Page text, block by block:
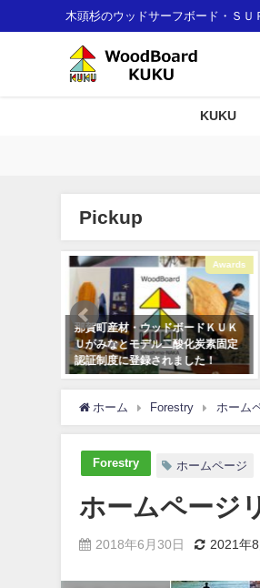
木頭杉のウッドサーフボード・Ｓ
KUKU
Pickup
Awards
那賀町産材・ウッドボードＫＵＫ
Ｕがみなとモデル二酸化炭素固定
認証制度に登録されました！
ホーム Forestry ホーム
Forestry ホームページ
ホームページ
2018年6月30日 2021年